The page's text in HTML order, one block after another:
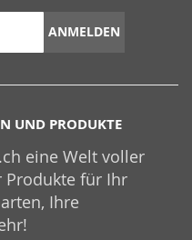
ANMELDEN
UND PRODUKTE
eine Welt voller
für Ihr
Ihre